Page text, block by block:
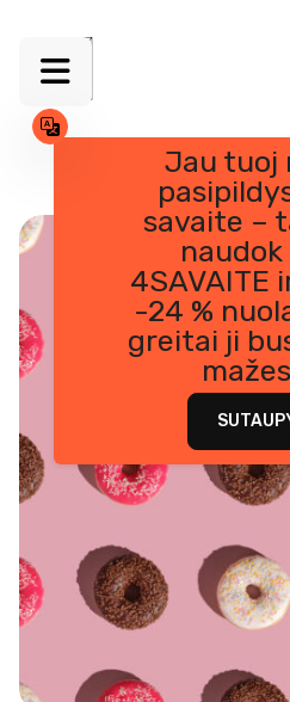
content
Jau tuoj
savaite –
naudok
4SAVAITE
-24 %
greitai ji